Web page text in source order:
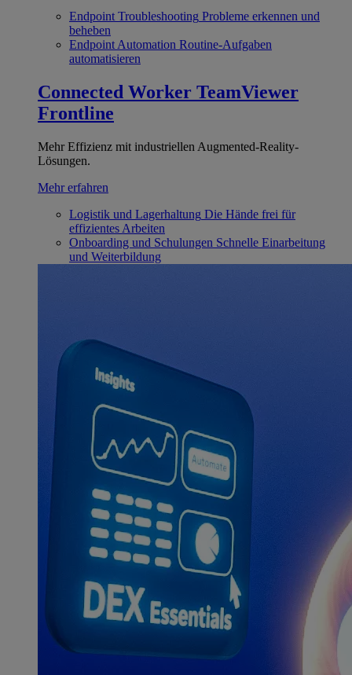
Endpoint Troubleshooting Probleme erkennen und
beheben
Endpoint Automation Routine-Aufgaben
automatisieren
Connected Worker TeamViewer
Frontline
Mehr Effizienz mit industriellen Augmented-Reality-
Lösungen.
Mehr erfahren
Logistik und Lagerhaltung Die Hände frei für
effizientes Arbeiten
Onboarding und Schulungen Schnelle Einarbeitung
und Weiterbildung